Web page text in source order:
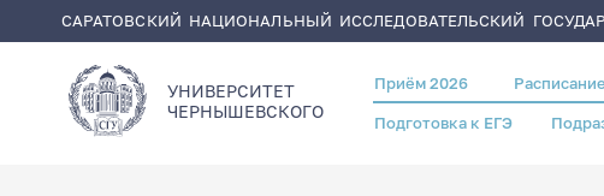
САРАТОВСКИЙ НАЦИОНАЛЬНЫЙ ИССЛЕДОВАТЕЛЬСКИЙ
УНИВЕРСИТЕТ
ЧЕРНЫШЕВСКОГO
Header
menu
Приём 2026
Подготовка к ЕГЭ